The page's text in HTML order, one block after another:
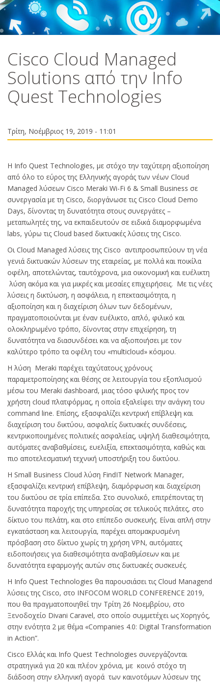
Cisco Cloud Managed
Solutions από την Info
Quest Technologies
Τρίτη, Νοέμβριος 19, 2019 - 11:01
Η Ιnfo Quest Technologies, με στόχο την ταχύτερη αξιοποίηση
από όλο το εύρος της Ελληνικής αγοράς των νέων Cloud
Managed λύσεων Cisco Meraki Wi-Fi 6 & Small Business σε
συνεργασία με τη Cisco, διοργάνωσε τις Cisco Cloud Demo
Days, δίνοντας τη δυνατότητα στους συνεργάτες –
μεταπωλητές της, να εκπαιδευτούν σε ειδικά διαμορφωμένα
labs, γύρω τις Cloud based δικτυακές λύσεις της Cisco.
Οι Cloud Managed λύσεις της Cisco αντιπροσωπεύoυν τη νέα
γενιά δικτυακών λύσεων της εταιρείας, με πολλά και ποικίλα
οφέλη, αποτελώντας, ταυτόχρονα, μια οικονομική και ευέλικτη
λύση ακόμα και για μικρές και μεσαίες επιχειρήσεις. Με τις νέες
λύσεις η δικτύωση, η ασφάλεια, η επεκτασιμότητα, η
αξιοποίηση και η διαχείριση όλων των δεδομένων,
πραγματοποιούνται με έναν ευέλικτο, απλό, φιλικό και
ολοκληρωμένο τρόπο, δίνοντας στην επιχείρηση, τη
δυνατότητα να διασυνδέσει και να αξιοποιήσει με τον
καλύτερο τρόπο τα οφέλη του «multicloud» κόσμου.
Η λύση Meraki παρέχει ταχύτατους χρόνους
παραμετροποίησης και θέσης σε λειτουργία του εξοπλισμού
μέσω του Meraki dashboard, μιας τόσο φιλικής προς τον
χρήστη cloud πλατφόρμας, η οποία εξαλείφει την ανάγκη του
command line. Επίσης, εξασφαλίζει κεντρική επίβλεψη και
διαχείριση του δικτύου, ασφαλείς δικτυακές συνδέσεις,
κεντρικοποιημένες πολιτικές ασφαλείας, υψηλή διαθεσιμότητα,
αυτόματες αναβαθμίσεις, ευελιξία, επεκτασιμότητα, καθώς και
πιο αποτελεσματική τεχνική υποστήριξη του δικτύου.
Η Small Business Cloud λύση FindIT Network Manager,
εξασφαλίζει κεντρική επίβλεψη, διαμόρφωση και διαχείριση
του δικτύου σε τρία επίπεδα. Στο συνολικό, επιτρέποντας τη
δυνατότητα παροχής της υπηρεσίας σε τελικούς πελάτες, στο
δίκτυο του πελάτη, και στο επίπεδο συσκευής. Είναι απλή στην
εγκατάσταση και λειτουργία, παρέχει απομακρυσμένη
πρόσβαση στο δίκτυο χωρίς τη χρήση VPN, αυτόματες
ειδοποιήσεις για διαθεσιμότητα αναβαθμίσεων και με
δυνατότητα εφαρμογής αυτών στις δικτυακές συσκευές.
Η Info Quest Technologies θα παρουσιάσει τις Cloud Managend
λύσεις της Cisco, στο INFOCOM WORLD CONFERENCE 2019,
που θα πραγματοποιηθεί την Τρίτη 26 Νοεμβρίου, στο
Ξενοδοχείο Divani Caravel, στο οποίο συμμετέχει ως Χορηγός,
στην ενότητα 2 με θέμα «Companies 4.0: Digital Transformation
in Action”.
Cisco Ελλάς και Info Quest Technologies συνεργάζονται
στρατηγικά για 20 και πλέον χρόνια, με κοινό στόχο τη
διάδοση στην ελληνική αγορά των καινοτόμων λύσεων της